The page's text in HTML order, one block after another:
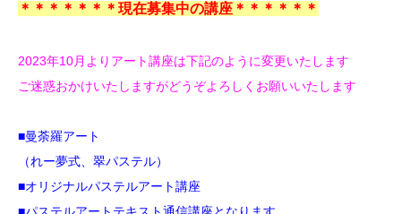
＊＊＊＊＊＊＊現在募集中の講座＊＊＊＊＊＊
2023年10月よりアート講座は下記のように変更いたします
ご迷惑おかけいたしますがどうぞよろしくお願いいたします
■曼荼羅アート
（れー夢式、翠パステル）
■オリジナルパステルアート講座